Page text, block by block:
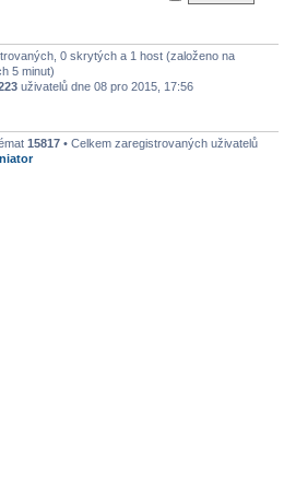
0 skrytých a 1 host (založeno na
5 minut)
uživatelů dne 08 pro 2015, 17:56
15817 • Celkem zaregistrovaných uživatelů